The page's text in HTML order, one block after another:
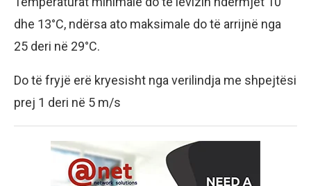
dhe 13°C, ndërsa ato maksimale do të arrijnë nga
25 deri në 29°C.
Do të fryjë erë kryesisht nga verilindja me shpejtësi
prej 1 deri në 5 m/s